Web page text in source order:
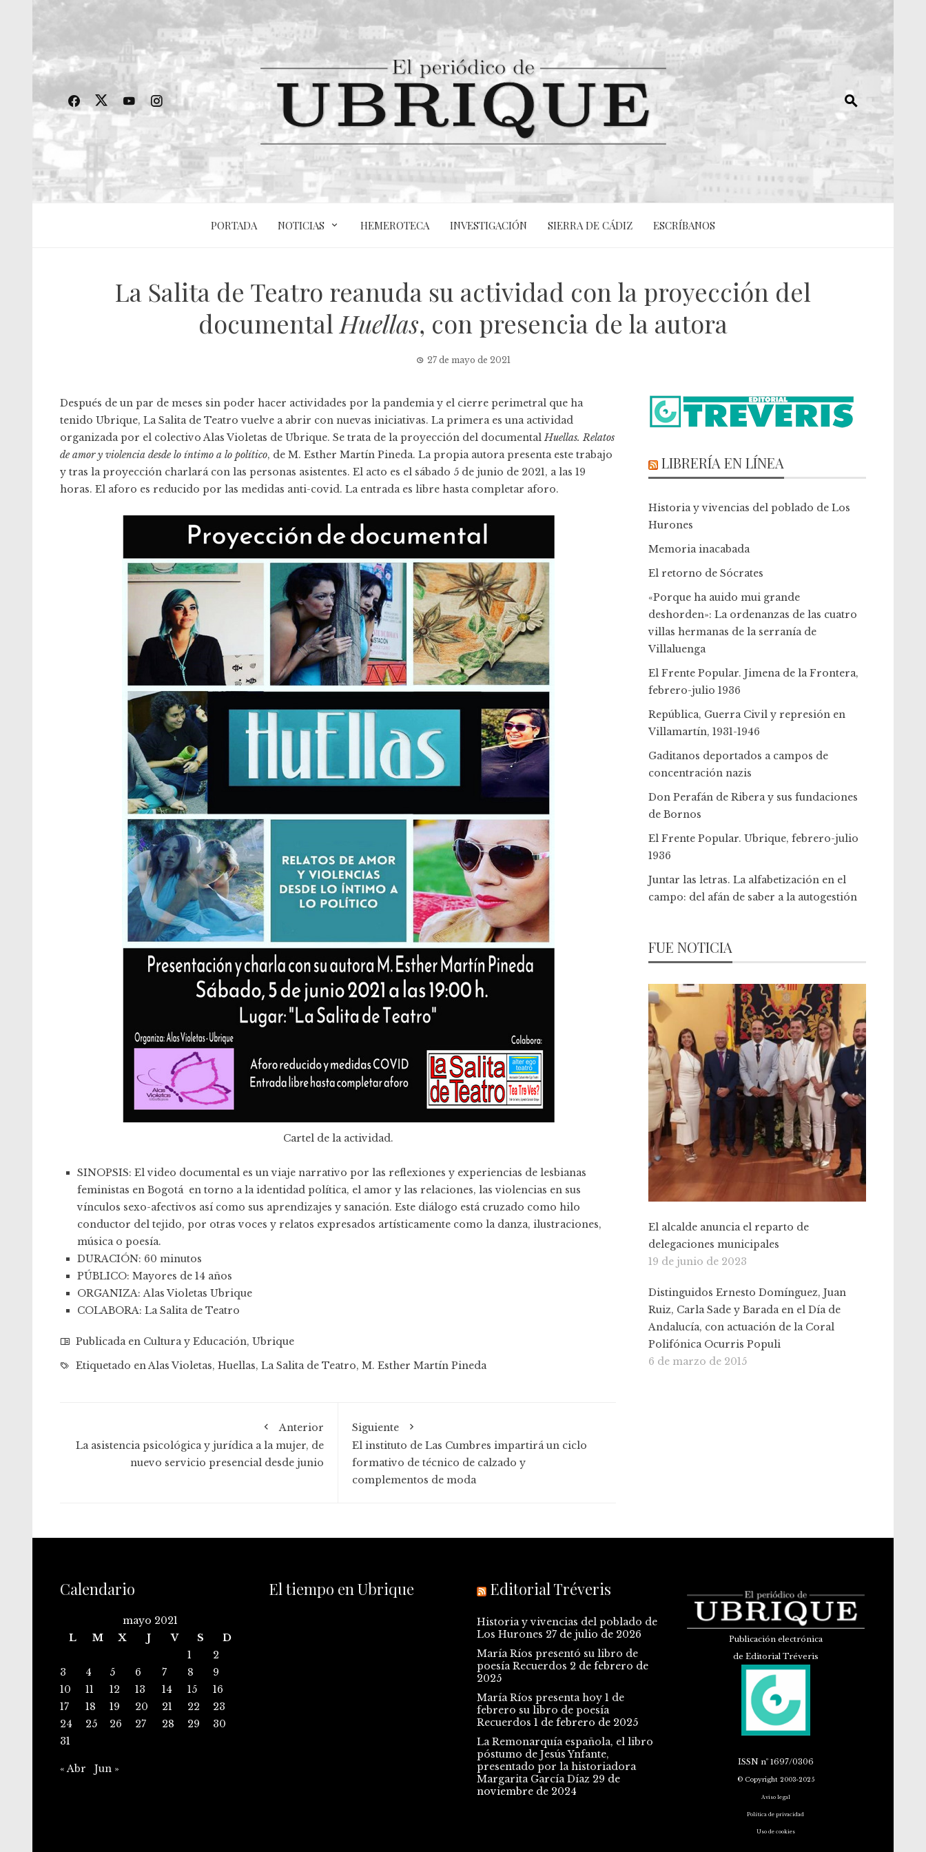
PORTADA NOTICIAS HEMEROTECA INVESTIGACIÓN SIERRA DE CÁDIZ ESCRÍBANOS
La Salita de Teatro reanuda su actividad con la proyección del
documental Huellas, con presencia de la autora
27 de mayo de 2021
Después de un par de meses sin poder hacer actividades por la pandemia y el cierre perimetral que ha
tenido Ubrique, La Salita de Teatro vuelve a abrir con nuevas iniciativas. La primera es una actividad
organizada por el colectivoAlas Violetas de Ubrique. Se trata de la proyección del documentalHuellas. Relatos
de amor y violencia desde lo íntimo a lo político, de M. Esther Martín Pineda. La propia autora presenta este trabajo
y tras la proyección charlará con las personas asistentes. El acto es el sábado 5 de junio de 2021, a las 19
horas. El aforo es reducido por las medidas anti-covid. La entrada es libre hasta completar aforo.
Cartel de la actividad.
SINOPSIS: El video documental es un viaje narrativo por las reflexiones y experiencias de lesbianas
feministas en Bogotá en torno a la identidad política, el amor y las relaciones, las violencias en sus
vínculos sexo-afectivos así como sus aprendizajes y sanación. Este diálogo está cruzado como hilo
conductor del tejido, por otras voces y relatos expresados artísticamente como la danza, ilustraciones,
música o poesía.
DURACIÓN: 60 minutos
PÚBLICO: Mayores de 14 años
ORGANIZA: Alas Violetas Ubrique
COLABORA: La Salita de Teatro
Publicada en Cultura y Educación, Ubrique
Etiquetado enAlas Violetas, Huellas, La Salita de Teatro, M. Esther Martín Pineda
Anterior
La asistencia psicológica y jurídica a la mujer, de
nuevo servicio presencial desde junio
Siguiente
El instituto de Las Cumbres impartirá un ciclo
formativo de técnico de calzado y
complementos de moda
LIBRERÍA EN LÍNEA
Historia y vivencias del poblado de Los
Hurones
Memoria inacabada
El retorno de Sócrates
«Porque ha auido mui grande
deshorden»: La ordenanzas de las cuatro
villas hermanas de la serranía de
Villaluenga
El Frente Popular. Jimena de la Frontera,
febrero-julio 1936
República, Guerra Civil y represión en
Villamartín, 1931-1946
Gaditanos deportados a campos de
concentración nazis
Don Perafán de Ribera y sus fundaciones
de Bornos
El Frente Popular. Ubrique, febrero-julio
1936
Juntar las letras. La alfabetización en el
campo: del afán de saber a la autogestión
FUE NOTICIA
El alcalde anuncia el reparto de
delegaciones municipales
19 de junio de 2023
Distinguidos Ernesto Domínguez, Juan
Ruiz, Carla Sade y Barada en el Día de
Andalucía, con actuación de la Coral
Polifónica Ocurris Populi
6 de marzo de 2015
Calendario
mayo 2021
L
M X J V S
D
1
2
3
4 5 6 7 8
9
10
11 12 13 14 15
16
17
18 19 20 21 22
23
24
25 26 27 28 29
30
31
« Abr Jun »
El tiempo en Ubrique Editorial Tréveris
Historia y vivencias del poblado de
Los Hurones 27 de julio de 2026
María Ríos presentó su libro de
poesía Recuerdos 2 de febrero de
2025
María Ríos presenta hoy 1 de
febrero su libro de poesía
Recuerdos 1 de febrero de 2025
La Remonarquía española, el libro
póstumo de Jesús Ynfante,
presentado por la historiadora
Margarita García Díaz 29 de
noviembre de 2024
Publicación electrónica
de Editorial Tréveris
ISSNnº 1697/0306
© Copyright 2003-2025
Aviso legal
Política de privacidad
Uso de cookies